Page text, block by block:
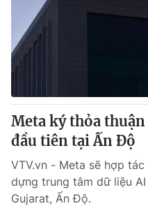
Meta ký thỏa
đầu tiên tại Ấn Độ
VTV.vn - Meta sẽ hợp
dựng trung tâm dữ liệu
Gujarat, Ấn Độ.